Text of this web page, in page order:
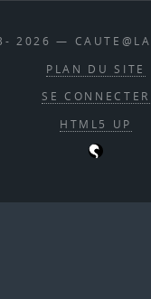
2026 —
PLAN DU SITE
SE CONNECTER
HTML5 UP